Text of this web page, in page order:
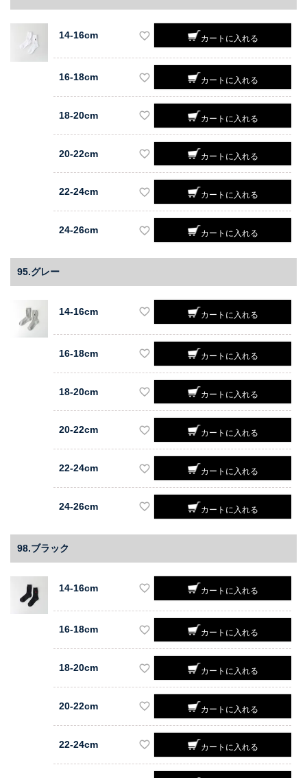
14-16cm カートに入れる
16-18cm カートに入れる
18-20cm カートに入れる
20-22cm カートに入れる
22-24cm カートに入れる
24-26cm カートに入れる
95.グレー
14-16cm カートに入れる
16-18cm カートに入れる
18-20cm カートに入れる
20-22cm カートに入れる
22-24cm カートに入れる
24-26cm カートに入れる
98.ブラック
14-16cm カートに入れる
16-18cm カートに入れる
18-20cm カートに入れる
20-22cm カートに入れる
22-24cm カートに入れる